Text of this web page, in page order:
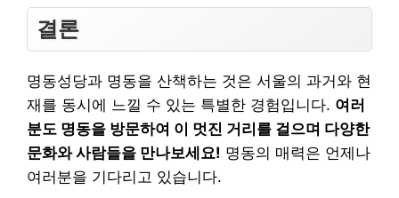
결론
명동성당과 명동을 산책하는 것은 서울의 과거와 현
재를 동시에 느낄 수 있는 특별한 경험입니다. 여러
분도 명동을 방문하여 이 멋진 거리를 걸으며 다양한
문화와 사람들을 만나보세요! 명동의 매력은 언제나
여러분을 기다리고 있습니다.